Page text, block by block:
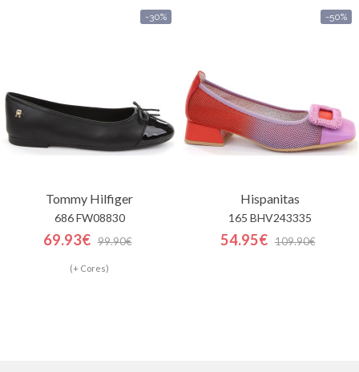
-30%
Tommy Hilfiger
686 FW08830
69.93€ 99.90€
(+ Cores)
-50%
Hispanitas
165 BHV243335
54.95€ 109.90€